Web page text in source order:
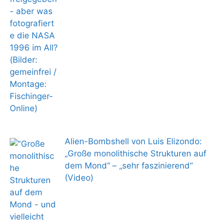
Alien-Bombshell von Luis Elizondo:
„Große monolithische Strukturen auf
dem Mond“ – „sehr faszinierend“
(Video)